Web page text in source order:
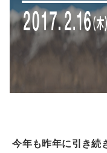
今年も昨年に引き続